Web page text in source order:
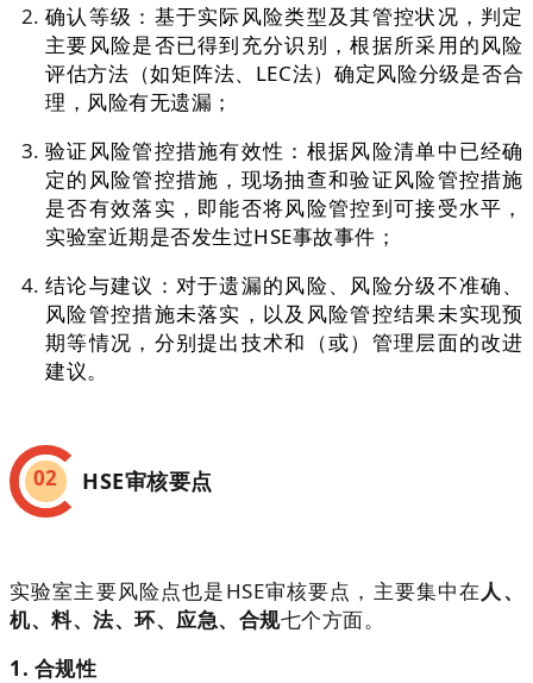
确认等级：基于实际风险类型及其管控状况，判定
主要风险是否已得到充分识别，根据所采用的风险
评估方法（如矩阵法、LEC法）确定风险分级是否合
理，风险有无遗漏；
验证风险管控措施有效性：根据风险清单中已经确
定的风险管控措施，现场抽查和验证风险管控措施
是否有效落实，即能否将风险管控到可接受水平，
实验室近期是否发生过HSE事故事件；
结论与建议：对于遗漏的风险、风险分级不准确、
风险管控措施未落实，以及风险管控结果未实现预
期等情况，分别提出技术和（或）管理层面的改进
建议。
02 HSE审核要点
实验室主要风险点也是HSE审核要点，主要集中在人、
机、料、法、环、应急、合规七个方面。
1. 合规性